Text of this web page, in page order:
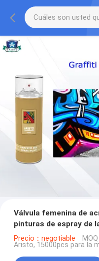
Válvula femenina de
pinturas de espray de
bajo rápido/alta presión
Precio：negotiable
Aristo, 15000pcs para la